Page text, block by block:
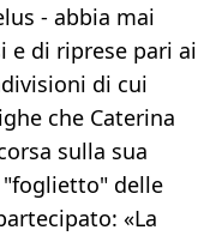
- abbia mai
e di riprese pari ai
di cui
che Caterina
sulla sua
delle
«La